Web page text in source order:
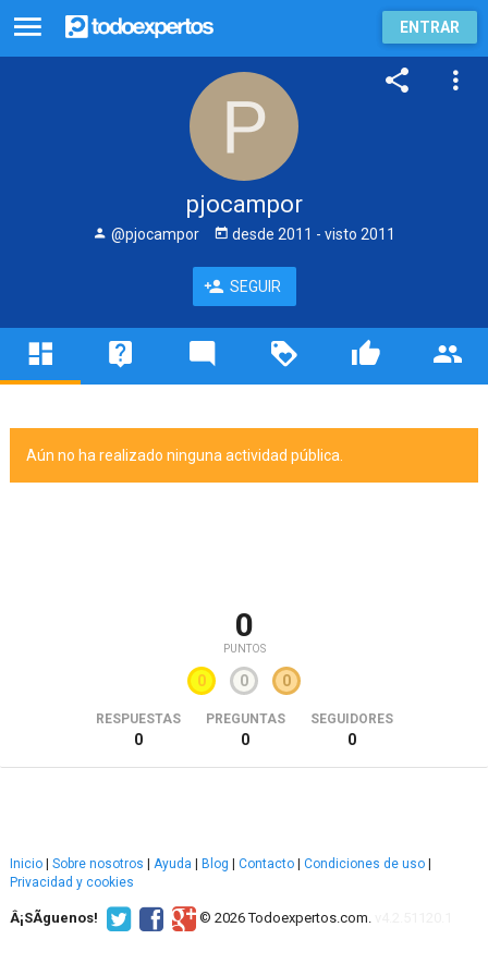
ENTRAR
pjocampor
@pjocampor desde 2011 - visto 2011
SEGUIR
Aún no ha realizado ninguna actividad pública.
0
PUNTOS
0 0 0
RESPUESTAS
0
PREGUNTAS
0
SEGUIDORES
0
Inicio Sobre nosotros Ayuda Blog Contacto Condiciones de uso
Privacidad y cookies
Â¡SÃ­guenos! © 2026 Todoexpertos.com.